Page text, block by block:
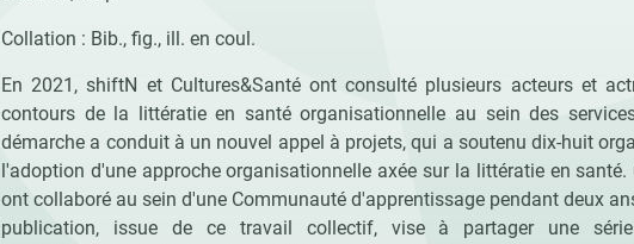
Collation : Bib., fig., ill. en coul.
En 2021, shiftN et Cultures&Santé ont consulté plusieurs acteurs et
contours de la littératie en santé organisationnelle au sein des
démarche a conduit à un nouvel appel à projets, qui a soutenu dix-huit
l'adoption d'une approche organisationnelle axée sur la littératie en
ont collaboré au sein d'une Communauté d'apprentissage pendant deux
publication, issue de ce travail collectif, vise à partager une